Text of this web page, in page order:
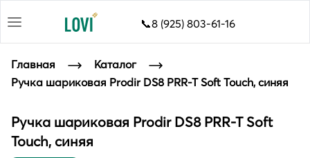
📞8 (925) 803-61-16
Главная
Каталог
Ручка шариковая Prodir DS8 PRR-T Soft Touch, синяя
Ручка шариковая Prodir DS8 PRR-T Soft
Touch, синяя